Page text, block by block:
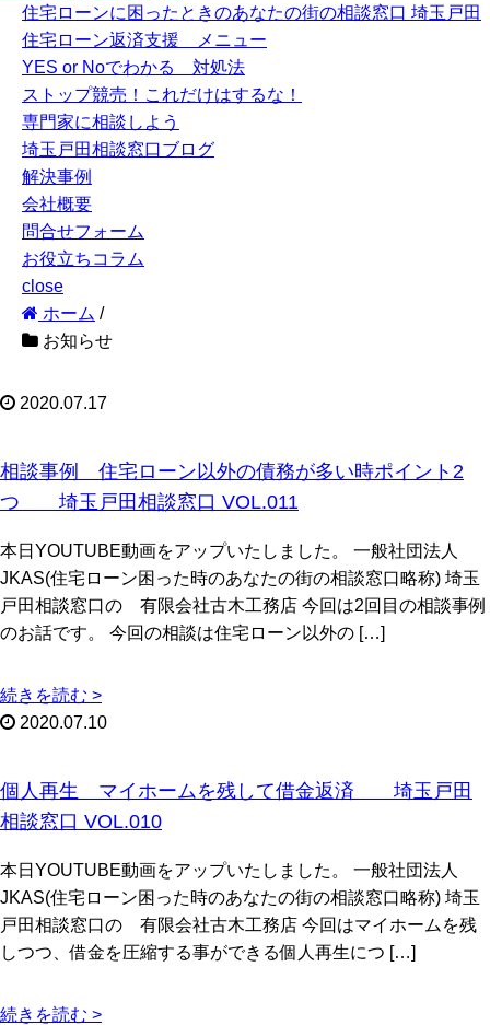
住宅ローンに困ったときのあなたの街の相談窓口 埼玉戸田
住宅ローン返済支援 メニュー
YES or Noでわかる 対処法
ストップ競売！これだけはするな！
専門家に相談しよう
埼玉戸田相談窓口ブログ
解決事例
会社概要
問合せフォーム
お役立ちコラム
close
ホーム /
お知らせ
2020.07.17
相談事例 住宅ローン以外の債務が多い時ポイント2
つ 埼玉戸田相談窓口 VOL.011
本日YOUTUBE動画をアップいたしました。 一般社団法人
JKAS(住宅ローン困った時のあなたの街の相談窓口略称) 埼玉
戸田相談窓口の 有限会社古木工務店 今回は2回目の相談事例
のお話です。 今回の相談は住宅ローン以外の […]
続きを読む >
2020.07.10
個人再生 マイホームを残して借金返済 埼玉戸田
相談窓口 VOL.010
本日YOUTUBE動画をアップいたしました。 一般社団法人
JKAS(住宅ローン困った時のあなたの街の相談窓口略称) 埼玉
戸田相談窓口の 有限会社古木工務店 今回はマイホームを残
しつつ、借金を圧縮する事ができる個人再生につ […]
続きを読む >